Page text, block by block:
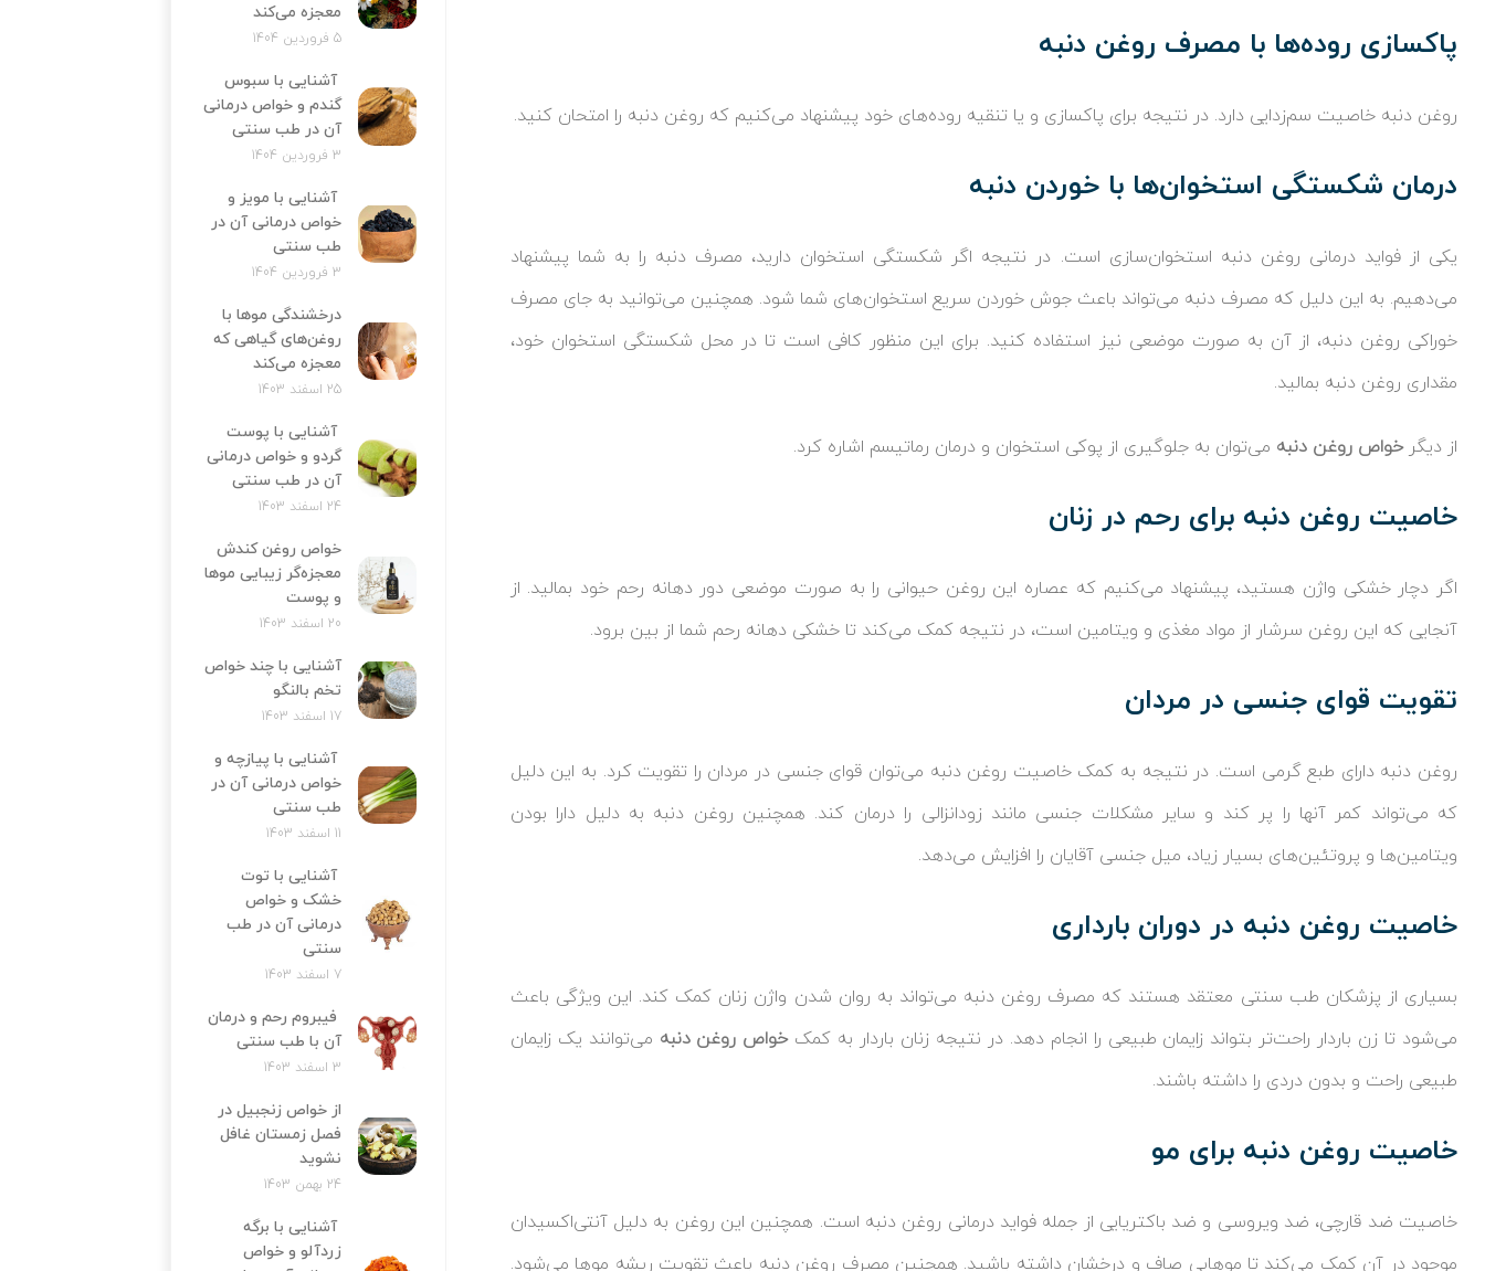
پاکسازی روده‌ها با مصرف روغن دنبه
روغن دنبه خاصیت سم‌زدایی دارد. در نتیجه برای پاکسازی و یا تنقیه روده‌های خود پیشنهاد می‌کنیم که روغن دنبه را امتحان کنید.
درمان شکستگی استخوان‌ها با خوردن دنبه
یکی از فواید درمانی روغن دنبه استخوان‌سازی است. در نتیجه اگر شکستگی استخوان دارید، مصرف دنبه را به شما پیشنهاد
می‌دهیم. به این دلیل که مصرف دنبه می‌تواند باعث جوش خوردن سریع استخوان‌های شما شود. همچنین می‌توانید به جای مصرف
خوراکی روغن دنبه، از آن به صورت موضعی نیز استفاده کنید. برای این منظور کافی است تا در محل شکستگی استخوان خود،
مقداری روغن دنبه بمالید.
از دیگرخواص روغن دنبه می‌توان به جلوگیری از پوکی استخوان و درمان رماتیسم اشاره کرد.
خاصیت روغن دنبه برای رحم در زنان
اگر دچار خشکی واژن هستید، پیشنهاد می‌کنیم که عصاره این روغن حیوانی را به صورت موضعی دور دهانه رحم خود بمالید. از
آنجایی که این روغن سرشار از مواد مغذی و ویتامین است، در نتیجه کمک می‌کند تا خشکی دهانه رحم شما از بین برود.
تقویت قوای جنسی در مردان
روغن دنبه دارای طبع گرمی است. در نتیجه به کمک خاصیت روغن دنبه می‌توان قوای جنسی در مردان را تقویت کرد. به این دلیل
که می‌تواند کمر آنها را پر کند و سایر مشکلات جنسی مانند زودانزالی را درمان کند. همچنین روغن دنبه به دلیل دارا بودن
ویتامین‌ها و پروتئین‌های بسیار زیاد، میل جنسی آقایان را افزایش می‌دهد.
خاصیت روغن دنبه در دوران بارداری
بسیاری از پزشکان طب سنتی معتقد هستند که مصرف روغن دنبه می‌تواند به روان شدن واژن زنان کمک کند. این ویژگی باعث
می‌شود تا زن باردار راحت‌تر بتواند زایمان طبیعی را انجام دهد. در نتیجه زنان باردار به کمکخواص روغن دنبه می‌توانند یک زایمان
طبیعی راحت و بدون دردی را داشته باشند.
خاصیت روغن دنبه برای مو
خاصیت ضد قارچی، ضد ویروسی و ضد باکتریایی از جمله فواید درمانی روغن دنبه است. همچنین این روغن به دلیل آنتی‌اکسیدان
موجود در آن کمک می‌کند تا موهایی صاف و درخشان داشته باشید. همچنین مصرف روغن دنبه باعث تقویت ریشه موها می‌شود.
معجزه می‌کند
5 فروردین 1404
آشنایی با سبوس
گندم و خواص درمانی
آن در طب سنتی
3 فروردین 1404
آشنایی با مویز و
خواص درمانی آن در
طب سنتی
3 فروردین 1404
درخشندگی موها با
روغن‌های گیاهی که
معجزه می‌کند
25 اسفند 1403
آشنایی با پوست
گردو و خواص درمانی
آن در طب سنتی
24 اسفند 1403
خواص روغن کندش
معجزه‌‌گر زیبایی موها
و پوست
20 اسفند 1403
آشنایی با چند خواص
تخم بالنگو
17 اسفند 1403
آشنایی با پیازچه و
خواص درمانی آن در
طب سنتی
11 اسفند 1403
آشنایی با توت
خشک و خواص
درمانی آن در طب
سنتی
7 اسفند 1403
فیبروم رحم و درمان
آن با طب سنتی
3 اسفند 1403
از خواص زنجبیل در
فصل زمستان غافل
نشوید
24 بهمن 1403
آشنایی با برگه
زردآلو و خواص